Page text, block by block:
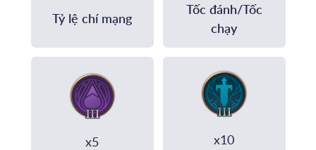
Tỷ lệ chí mạng
Tốc đánh/Tốc
chạy
x5
x10